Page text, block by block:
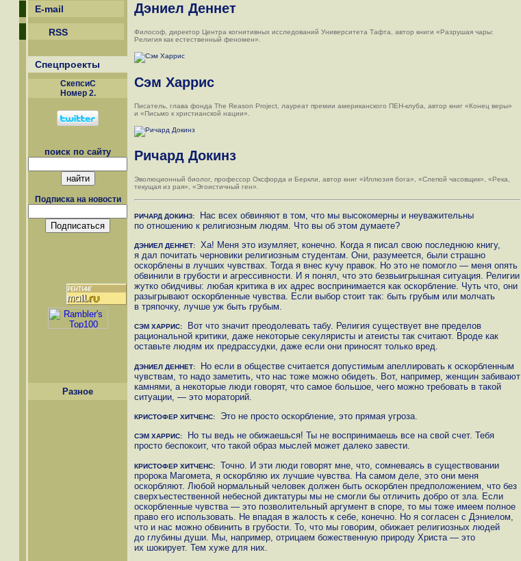
E-mail
RSS
Спецпроекты
СкепсиС
Номер 2.
поиск по сайту
Подписка на новости
Разное
Дэниел Деннет
Философ, директор Центра когнитивных исследований Университета Тафта, автор книги «Разрушая чары:
Религия как естественный феномен».
Сэм Харрис
Писатель, глава фонда The Reason Project, лауреат премии американского ПЕН-клуба, автор книг «Конец веры»
и «Письмо к христианской нации».
Ричард Докинз
Эволюционный биолог, профессор Оксфорда и Беркли, автор книг «Иллюзия бога», «Слепой часовщик», «Река,
текущая из рая», «Эгоистичный ген».
РИЧАРД ДОКИНЗ:
Нас всех обвиняют в том, что мы высокомерны и неуважительны
по отношению к религиозным людям. Что вы об этом думаете?
ДЭНИЕЛ ДЕННЕТ:
Ха! Меня это изумляет, конечно. Когда я писал свою последнюю книгу,
я дал почитать черновики религиозным студентам. Они, разумеется, были страшно
оскорблены в лучших чувствах. Тогда я внес кучу правок. Но это не помогло — меня опять
обвинили в грубости и агрессивности. И я понял, что это безвыигрышная ситуация. Религии
жутко обидчивы: любая критика в их адрес воспринимается как оскорбление. Чуть что, они
разыгрывают оскорбленные чувства. Если выбор стоит так: быть грубым или молчать
в тряпочку, лучше уж быть грубым.
СЭМ ХАРРИС:
Вот что значит преодолевать табу. Религия существует вне пределов
рациональной критики, даже некоторые секуляристы и атеисты так считают. Вроде как
оставьте людям их предрассудки, даже если они приносят только вред.
ДЭНИЕЛ ДЕННЕТ:
Но если в обществе считается допустимым апеллировать к оскорбленным
чувствам, то надо заметить, что нас тоже можно обидеть. Вот, например, женщин забивают
камнями, а некоторые люди говорят, что самое большое, чего можно требовать в такой
ситуации, — это мораторий.
КРИСТОФЕР ХИТЧЕНС: Это не просто оскорбление, это прямая угроза.
СЭМ ХАРРИС:
Но ты ведь не обижаешься! Ты не воспринимаешь все на свой счет. Тебя
просто беспокоит, что такой образ мыслей может далеко завести.
КРИСТОФЕР ХИТЧЕНС:
Точно. И эти люди говорят мне, что, сомневаясь в существовании
пророка Магомета, я оскорбляю их лучшие чувства. На самом деле, это они меня
оскорбляют. Любой нормальный человек должен быть оскорблен предположением, что без
сверхъестественной небесной диктатуры мы не смогли бы отличить добро от зла. Если
оскорбленные чувства — это позволительный аргумент в споре, то мы тоже имеем полное
право его использовать. Не впадая в жалость к себе, конечно. Но я согласен с Дэниелом,
что и нас можно обвинить в грубости. То, что мы говорим, обижает религиозных людей
до глубины души. Мы, например, отрицаем божественную природу Христа — это
их шокирует. Тем хуже для них.